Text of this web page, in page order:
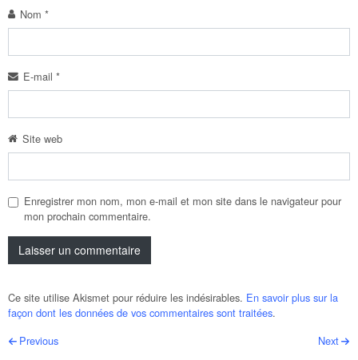
Nom *
E-mail *
Site web
Enregistrer mon nom, mon e-mail et mon site dans le navigateur pour
mon prochain commentaire.
Ce site utilise Akismet pour réduire les indésirables. En savoir plus sur la
façon dont les données de vos commentaires sont traitées.
Post navigation
Previous Next